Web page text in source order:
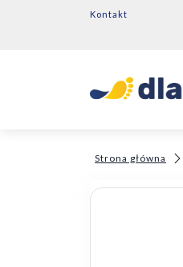
Kontakt
Strona główna